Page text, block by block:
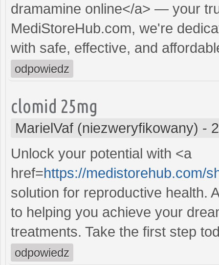
dramamine online</a> — your
MediStoreHub.com, we're
with safe, effective, and
odpowiedz
clomid 25mg
MarielVaf (niezweryfikowany) -
Unlock your potential with <a
href=https://medistorehub.com/
solution for reproductive health.
to helping you achieve your
treatments. Take the first step
odpowiedz